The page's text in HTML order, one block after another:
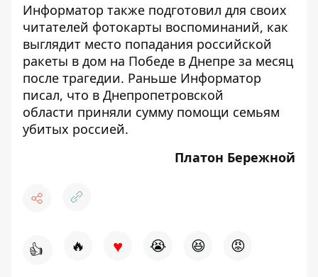
Информатор также подготовил для своих
читателей фотокарты воспоминаний, как
выглядит место попадания российской
ракеты в дом на Победе в Днепре за месяц
после трагедии. Раньше Информатор
писал, что в Днепропетровской
области приняли сумму помощи семьям
убитых россией.
Платон Бережной
👍 🔥 ♥ 😭 😆 😡